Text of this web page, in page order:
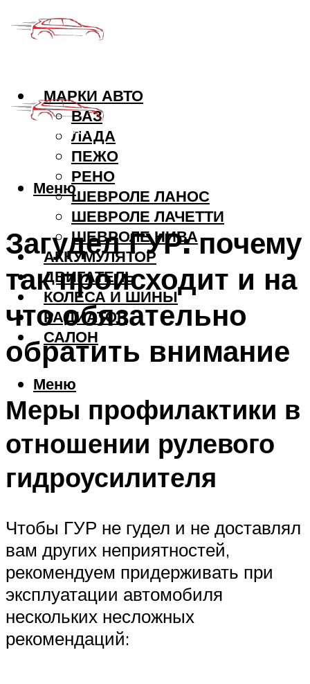
МАРКИ АВТО
ВАЗ
ЛАДА
ПЕЖО
РЕНО
ШЕВРОЛЕ ЛАНОС
ШЕВРОЛЕ ЛАЧЕТТИ
ШЕВРОЛЕ НИВА
АККУМУЛЯТОР
ДВИГАТЕЛЬ
КОЛЕСА И ШИНЫ
РАДИАТОР
САЛОН
Меню
Меню
Загудел ГУР: почему
так происходит и на
что обязательно
обратить внимание
Меры профилактики в
отношении рулевого
гидроусилителя
Чтобы ГУР не гудел и не доставлял
вам других неприятностей,
рекомендуем придерживать при
эксплуатации автомобиля
нескольких несложных
рекомендаций: